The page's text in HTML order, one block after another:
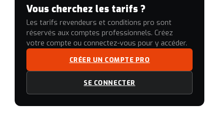
Vous cherchez les tarifs ?
Les tarifs revendeurs et conditions pro sont
réservés aux comptes professionnels. Créez
votre compte ou connectez-vous pour y accéder.
CRÉER UN COMPTE PRO
SE CONNECTER